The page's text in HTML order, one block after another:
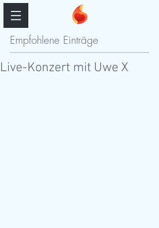
Empfohlene Einträge
Live-Konzert mit Uwe X